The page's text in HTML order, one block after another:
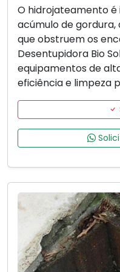
O hidrojateamento
acúmulo de
que obstruem os
Desentupidora Bio
equipamentos de
eficiência e limpeza